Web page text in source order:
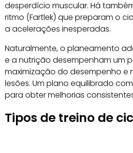
desperdício muscular. Há
ritmo (Fartlek) que preparam o
a acelerações inesperadas.
Naturalmente, o planeamento
e a nutrição desempenham um
maximização do desempenho e
lesões. Um plano equilibrado
para obter melhorias
Tipos de treino de